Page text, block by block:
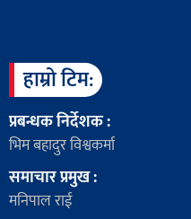
हाम्रो टिम:
प्रबन्धक निर्देशक :
भिम बहादुर विश्वकर्मा
समाचार प्रमुख :
मनिपाल राई